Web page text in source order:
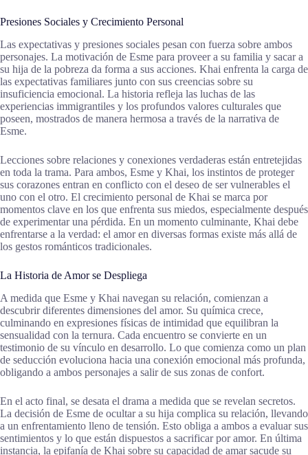
Presiones Sociales y Crecimiento Personal
Las expectativas y presiones sociales pesan con fuerza sobre ambos
personajes. La motivación de Esme para proveer a su familia y sacar a
su hija de la pobreza da forma a sus acciones. Khai enfrenta la carga de
las expectativas familiares junto con sus creencias sobre su
insuficiencia emocional. La historia refleja las luchas de las
experiencias immigrantiles y los profundos valores culturales que
poseen, mostrados de manera hermosa a través de la narrativa de
Esme.
Lecciones sobre relaciones y conexiones verdaderas están entretejidas
en toda la trama. Para ambos, Esme y Khai, los instintos de proteger
sus corazones entran en conflicto con el deseo de ser vulnerables el
uno con el otro. El crecimiento personal de Khai se marca por
momentos clave en los que enfrenta sus miedos, especialmente después
de experimentar una pérdida. En un momento culminante, Khai debe
enfrentarse a la verdad: el amor en diversas formas existe más allá de
los gestos románticos tradicionales.
La Historia de Amor se Despliega
A medida que Esme y Khai navegan su relación, comienzan a
descubrir diferentes dimensiones del amor. Su química crece,
culminando en expresiones físicas de intimidad que equilibran la
sensualidad con la ternura. Cada encuentro se convierte en un
testimonio de su vínculo en desarrollo. Lo que comienza como un plan
de seducción evoluciona hacia una conexión emocional más profunda,
obligando a ambos personajes a salir de sus zonas de confort.
En el acto final, se desata el drama a medida que se revelan secretos.
La decisión de Esme de ocultar a su hija complica su relación, llevando
a un enfrentamiento lleno de tensión. Esto obliga a ambos a evaluar sus
sentimientos y lo que están dispuestos a sacrificar por amor. En última
instancia, la epifanía de Khai sobre su capacidad de amar sacude su